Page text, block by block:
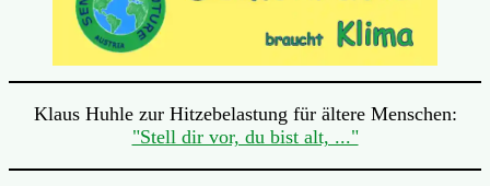
Klaus Huhle zur Hitzebelastung für ältere Menschen:
"Stell dir vor, du bist alt, ..."